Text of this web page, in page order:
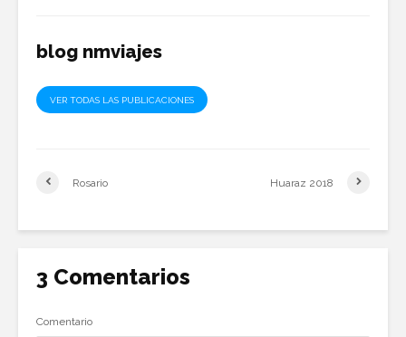
blog nmviajes
VER TODAS LAS PUBLICACIONES
Rosario Huaraz 2018
3 Comentarios
Comentario